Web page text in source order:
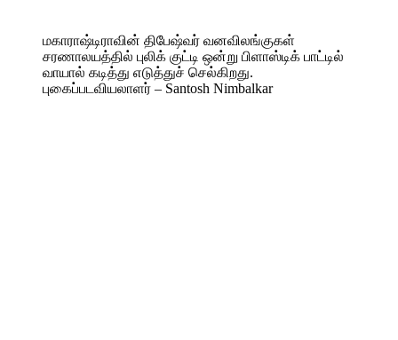
மகாராஷ்டிராவின் திபேஷ்வர் வனவிலங்குகள்
சரணாலயத்தில் புலிக் குட்டி ஒன்று பிளாஸ்டிக் பாட்டில்
வாயால் கடித்து எடுத்துச் செல்கிறது.
புகைப்படவியலாளர் – Santosh Nimbalkar